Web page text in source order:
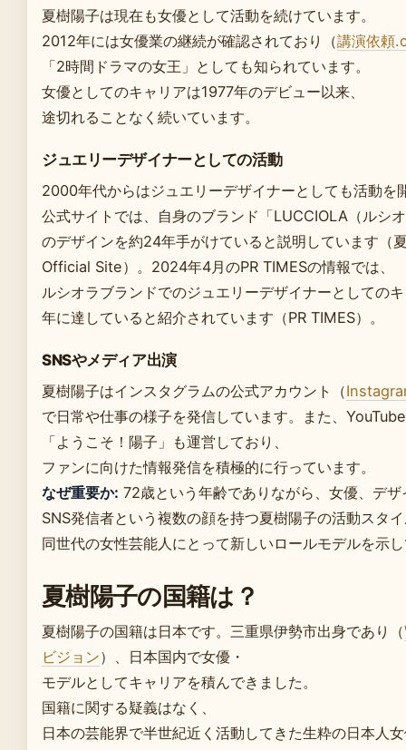
夏樹陽子は現在も女優として活動を続けています。
2012年には女優業の継続が確認されており（講演依頼
「2時間ドラマの女王」としても知られています。
女優としてのキャリアは1977年のデビュー以来、
途切れることなく続いています。
ジュエリーデザイナーとしての活動
2000年代からはジュエリーデザイナーとしても活動を
公式サイトでは、自身のブランド「LUCCIOLA（ルシ
のデザインを約24年手がけていると説明しています（
Official Site）。2024年4月のPR TIMESの情報では、
ルシオラブランドでのジュエリーデザイナーとしての
年に達していると紹介されています（PR TIMES）。
SNSやメディア出演
夏樹陽子はインスタグラムの公式アカウント（
で日常や仕事の様子を発信しています。また、
「ようこそ！陽子」も運営しており、
ファンに向けた情報発信を積極的に行っています。
なぜ重要か: 72歳という年齢でありながら、女優、デザ
SNS発信者という複数の顔を持つ夏樹陽子の活動スタ
同世代の女性芸能人にとって新しいロールモデルを示
夏樹陽子の国籍は？
夏樹陽子の国籍は日本です。三重県伊勢市出身であり（
ビジョン）、日本国内で女優・
モデルとしてキャリアを積んできました。
国籍に関する疑義はなく、
日本の芸能界で半世紀近く活動してきた生粋の日本人